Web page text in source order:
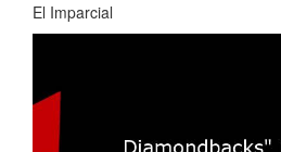
El Imparcial